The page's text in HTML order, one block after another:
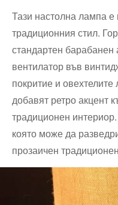
Тази настолна лампа е
традиционния стил.
стандартен
вентилатор във
покритие и
добавят ретро акцент
традиционен
която може да
прозаичен